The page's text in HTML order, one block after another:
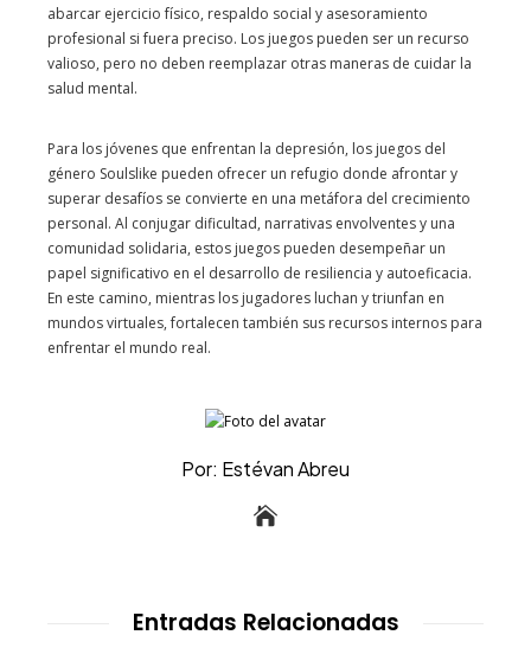
abarcar ejercicio físico, respaldo social y asesoramiento
profesional si fuera preciso. Los juegos pueden ser un recurso
valioso, pero no deben reemplazar otras maneras de cuidar la
salud mental.
Para los jóvenes que enfrentan la depresión, los juegos del
género Soulslike pueden ofrecer un refugio donde afrontar y
superar desafíos se convierte en una metáfora del crecimiento
personal. Al conjugar dificultad, narrativas envolventes y una
comunidad solidaria, estos juegos pueden desempeñar un
papel significativo en el desarrollo de resiliencia y autoeficacia.
En este camino, mientras los jugadores luchan y triunfan en
mundos virtuales, fortalecen también sus recursos internos para
enfrentar el mundo real.
Por: Estévan Abreu
Entradas Relacionadas